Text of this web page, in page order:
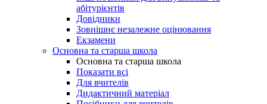
абітурієнтів
Довідники
Зовнішнє незалежне оцінювання
Екзамени
Основна та старша школа
Основна та старша школа
Показати всі
Для вчителів
Дидактичний матеріал